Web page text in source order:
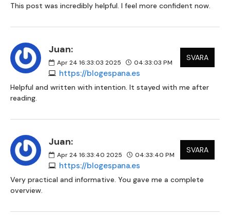
This post was incredibly helpful. I feel more confident now.
Juan:
Apr 24 16:33:03 2025 04:33:03 PM
https://blogespana.es
SVARA
Helpful and written with intention. It stayed with me after
reading.
Juan:
Apr 24 16:33:40 2025 04:33:40 PM
https://blogespana.es
SVARA
Very practical and informative. You gave me a complete
overview.